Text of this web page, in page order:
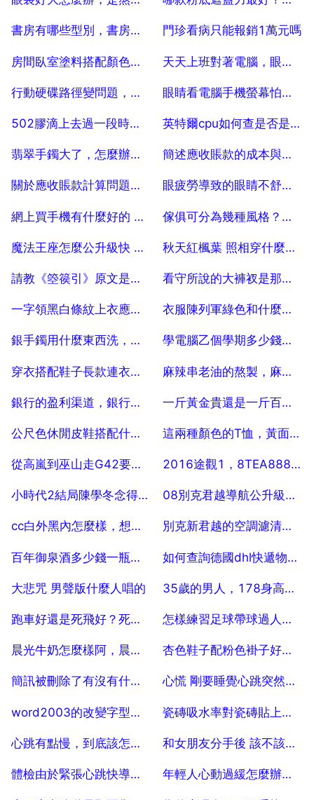
2025-07-25 2025-07-25
書房有哪些型別，書房的型別是什麼
2025-07-25
門珍看病只能報銷1萬元嗎
2025-07-25
房間臥室塗料搭配顏色方法技巧有哪些
2025-07-25
天天上班對著電腦，眼睛很難受，怎麼辦？
2025-07-25
行動硬碟路徑變問題，行動硬碟出現路徑問題是什麼原因？
2025-07-25
眼睛看電腦手機螢幕怕光昰什麼原因引起的
2025-07-25
502膠滴上去過一段時間還有粘性嗎？急急急
2025-07-25
英特爾cpu如何查是否是全新的？
2025-07-25
翡翠手鐲大了，怎麼辦，誰來說說翡翠手鐲大了怎麼辦
2025-07-25
簡述應收賬款的成本與風險。
2025-07-25
關於應收賬款計算問題，如何計算「應收賬款」
2025-07-25
眼疲勞導致的眼睛不舒服怎麼辦
2025-07-25
網上買手機有什麼好的 安全的平臺？
2025-07-25
傢俱可分為幾種風格？家居風格主要有哪幾種？
2025-07-25
魔法王座怎麼公升級快 魔法王座怎麼獲得經驗
2025-07-25
秋天紅楓葉 照相穿什麼衣服
2025-07-25
請教《箜篌引》原文是什麼
2025-07-25
看守所說的大褲衩是那種，去看剛剛關進看守所的人需要帶內褲嗎
2025-07-25
一字領黑白條紋上衣應該搭配什麼顏色的裙子
2025-07-25
衣服陳列軍綠色和什麼顏色最搭
2025-07-25
銀手鐲用什麼東西洗，會更亮？
2025-07-25
學電腦乙個學期多少錢。 50
2025-07-25
穿衣搭配鞋子長款連衣裙穿什麼鞋子
2025-07-25
麻辣串老油的熬製，麻辣燙老油的配方
2025-07-25
銀行的盈利渠道，銀行的盈利渠道和方法
2025-07-25
一斤黃金貴還是一斤百元大鈔貴
2025-07-25
公尺色休閒皮鞋搭配什麼顏色衣服褲子好？
2025-07-25
這兩種顏色的T恤，黃面板適合嗎？
2025-07-25
從高嵐到巫山走G42要多少公里
2025-07-25
2016途觀1，8TEA888發動機是第幾代的
2025-07-25
小時代2結局陳學冬念得那段是什麼
2025-07-25
08別克君越導航公升級，08別克君越是否可以換導航？
2025-07-25
cc白外黑內怎麼樣，想買CC白色的 內飾什麼顏色好看些
2025-07-25
別克新君越的空調濾清在什麼位置
2025-07-25
百年御泉酒多少錢一瓶，百年御泉有42度紅酒嗎？
2025-07-25
如何查詢德國dhl快遞物流 5
2025-07-25
大悲咒 男聲版什麼人唱的
2025-07-25
35歲的男人，178身高，駕駛保時捷卡宴什麼顏色
2025-07-25
跑車好還是死飛好？死飛好還是跑車好？優點是什麼？
2025-07-25
怎樣練習足球帶球過人，足球的過人技巧,怎樣練習
2025-07-25
晨光牛奶怎麼樣阿，晨光鮮牛奶是真的新鮮牛奶？
2025-07-25
杏色鞋子配粉色褂子好看不
2025-07-25
簡訊被刪除了有沒有什麼辦法能找回的？
2025-07-25
心慌 剛要睡覺心跳突然加速就醒了是什麼原因
2025-07-25
word2003的改變字型顏色欄怎麼沒有了
2025-07-25
瓷磚吸水率對瓷磚貼上有什麼影響
2025-07-25
心跳有點慢，到底該怎麼辦
2025-07-25
和女朋友分手後 該不該關心她
2025-07-25
體檢由於緊張心跳快導致血壓偏高 年輕人心動過緩怎麼辦，竇性心動過緩怎麼辦？